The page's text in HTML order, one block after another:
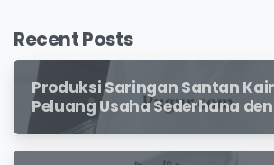
Recent Posts
Produksi Saringan Santan
Peluang Usaha Sederhana
Permintaan yang Terus